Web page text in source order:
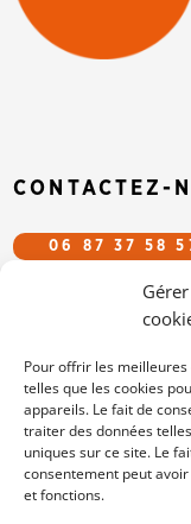
Pour offrir les
telles que les cookies
appareils. Le fait de
traiter des données
uniques sur ce site. Le
consentement peut
et fonctions.
CONTACTEZ-
06 87 37 58
SUIVEZ-
/cfdtefs
cfdt-efs